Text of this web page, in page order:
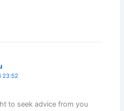
23:52
to seek advice from you